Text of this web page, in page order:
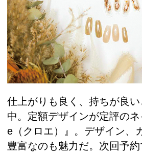
仕上がりも良く、持ちが良
中。定額デザインが定評の
e（クロエ）』。デザイン、
豊富なのも魅力だ。次回予